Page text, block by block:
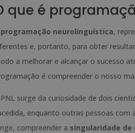
que é
programação neurolinguística,
e, portanto, para obter
a melhorar e alcançar o sucesso
é compreender o nosso
surge da curiosidade de dois
enquanto outras pessoas com
compreender a singularidade de